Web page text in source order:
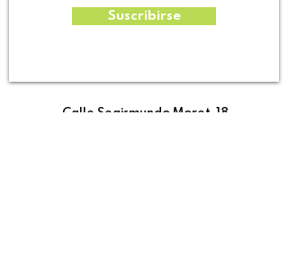
Suscribirse
Calle Segismundo Moret, 18